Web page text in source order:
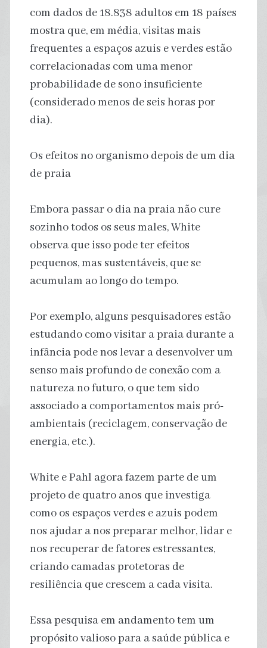
com dados de 18.838 adultos em 18 países
mostra que, em média, visitas mais
frequentes a espaços azuis e verdes estão
correlacionadas com uma menor
probabilidade de sono insuficiente
(considerado menos de seis horas por
dia).
Os efeitos no organismo depois de um dia
de praia
Embora passar o dia na praia não cure
sozinho todos os seus males, White
observa que isso pode ter efeitos
pequenos, mas sustentáveis, que se
acumulam ao longo do tempo.
Por exemplo, alguns pesquisadores estão
estudando como visitar a praia durante a
infância pode nos levar a desenvolver um
senso mais profundo de conexão com a
natureza no futuro, o que tem sido
associado a comportamentos mais pró-
ambientais (reciclagem, conservação de
energia, etc.).
White e Pahl agora fazem parte de um
projeto de quatro anos que investiga
como os espaços verdes e azuis podem
nos ajudar a nos preparar melhor, lidar e
nos recuperar de fatores estressantes,
criando camadas protetoras de
resiliência que crescem a cada visita.
Essa pesquisa em andamento tem um
propósito valioso para a saúde pública e